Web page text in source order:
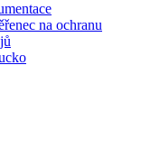
na ochranu